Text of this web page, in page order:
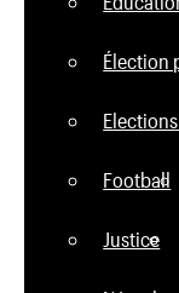
Élection
Football
Justice